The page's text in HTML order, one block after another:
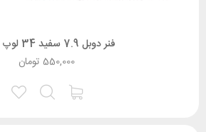
فنر دوبل 7.9 سفید 34 لوپ (A4)
تومان 550,000